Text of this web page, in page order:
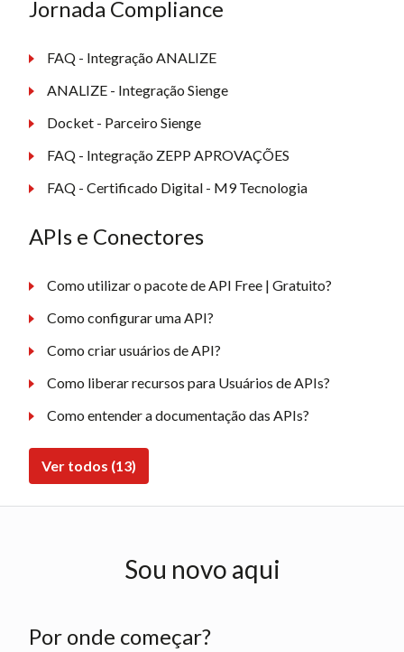
Jornada Compliance
FAQ - Integração ANALIZE
ANALIZE - Integração Sienge
Docket - Parceiro Sienge
FAQ - Integração ZEPP APROVAÇÕES
FAQ - Certificado Digital - M9 Tecnologia
APIs e Conectores
Como utilizar o pacote de API Free | Gratuito?
Como configurar uma API?
Como criar usuários de API?
Como liberar recursos para Usuários de APIs?
Como entender a documentação das APIs?
Ver todos (13)
Sou novo aqui
Por onde começar?